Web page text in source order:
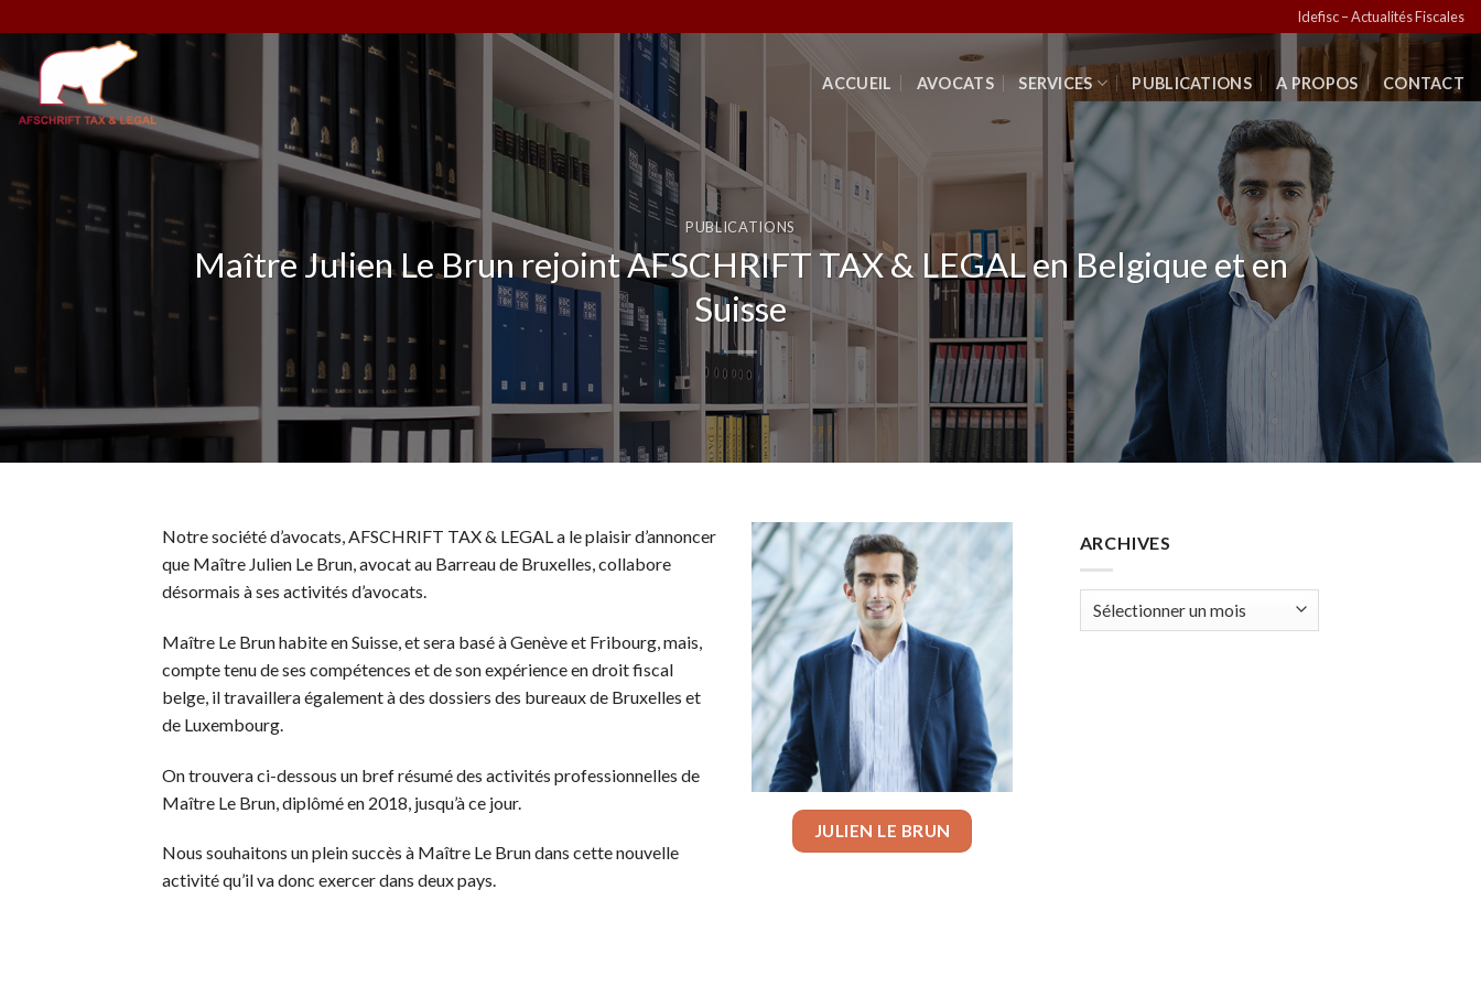
to
content
Idefisc – Actualités Fiscales
ACCUEIL AVOCATS SERVICES PUBLICATIONS A PROPOS CONTACT
PUBLICATIONS
Maître Julien Le Brun rejoint AFSCHRIFT TAX & LEGAL en Belgique et en
Suisse
Notre société d’avocats, AFSCHRIFT TAX & LEGAL a le plaisir d’annoncer
que Maître Julien Le Brun, avocat au Barreau de Bruxelles, collabore
désormais à ses activités d’avocats.
Maître Le Brun habite en Suisse, et sera basé à Genève et Fribourg, mais,
compte tenu de ses compétences et de son expérience en droit fiscal
belge, il travaillera également à des dossiers des bureaux de Bruxelles et
de Luxembourg.
On trouvera ci-dessous un bref résumé des activités professionnelles de
Maître Le Brun, diplômé en 2018, jusqu’à ce jour.
Nous souhaitons un plein succès à Maître Le Brun dans cette nouvelle
activité qu’il va donc exercer dans deux pays.
JULIEN LE BRUN
ARCHIVES
Archives